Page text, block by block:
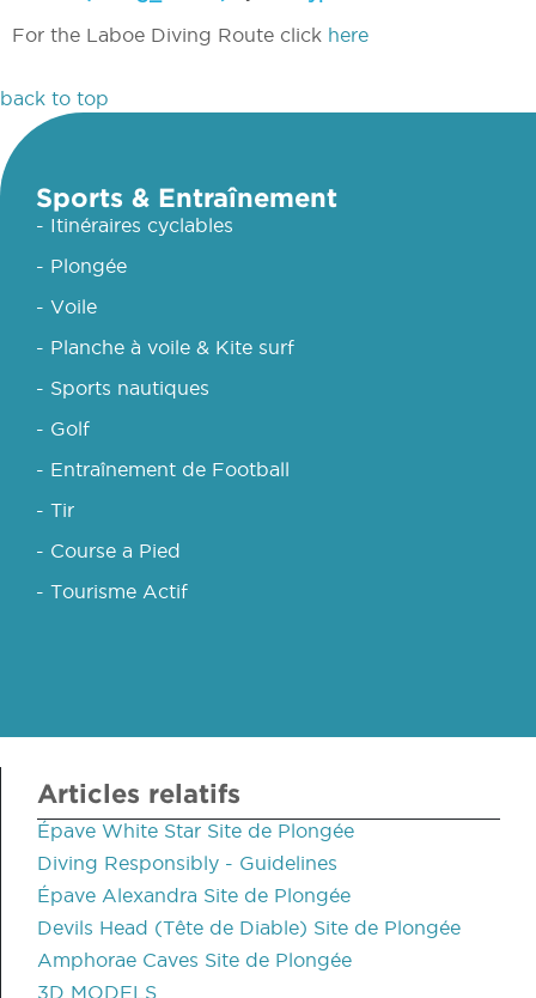
For the Laboe Diving Route click here
back to top
Sports & Entraînement
- Itinéraires cyclables
- Plongée
- Voile
- Planche à voile & Kite surf
- Sports nautiques
- Golf
- Entraînement de Football
- Tir
- Course a Pied
- Tourisme Actif
Articles relatifs
Épave White Star Site de Plongée
Diving Responsibly - Guidelines
Épave Alexandra Site de Plongée
Devils Head (Tête de Diable) Site de Plongée
Amphorae Caves Site de Plongée
3D MODELS